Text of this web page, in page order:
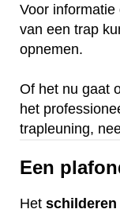
Voor
van een trap
opnemen.
Of het nu gaat
het
trapleuning,
Een
Het schilderen